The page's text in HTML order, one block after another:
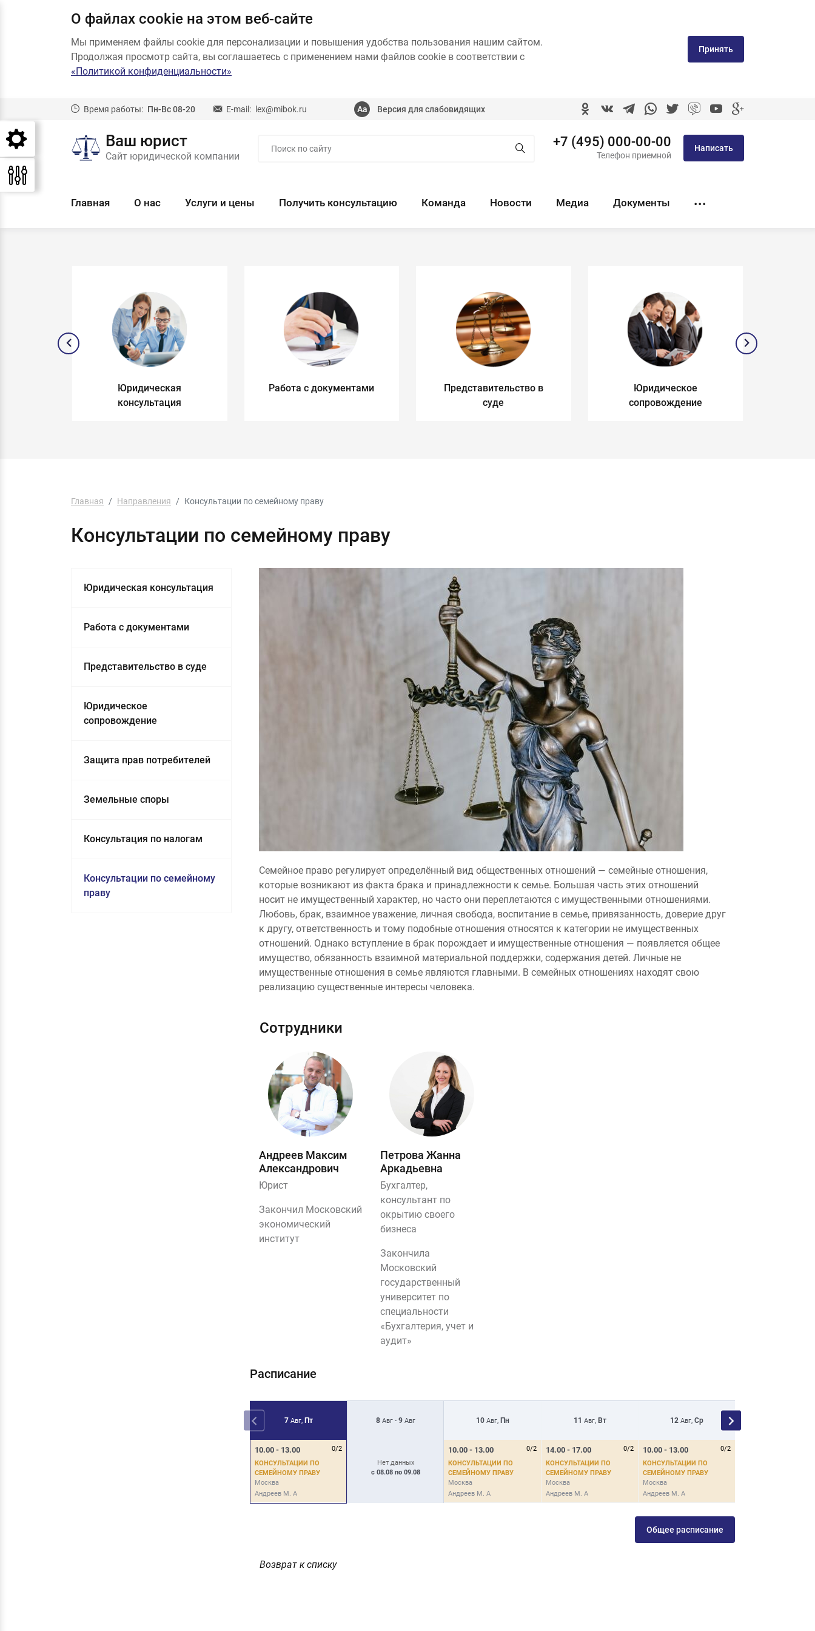
О файлах cookie на этом веб-сайте
Мы применяем файлы cookie для персонализации и повышения удобства пользования нашим сайтом.
Продолжая просмотр сайта, вы соглашаетесь с применением нами файлов cookie в соответствии с
«Политикой конфиденциальности»
Принять
Время работы: Пн-Вс 08-20 E-mail: lex@mibok.ru Версия для слабовидящих
Ваш юрист
Сайт юридической компании
+7 (495) 000-00-00
Телефон приемной
Написать
Главная О нас Услуги и цены Получить консультацию Команда Новости Медиа Документы
Юридическая
консультация
Работа с документами
Представительство в
суде
Юридическое
сопровождение
Главная Направления Консультации по семейному праву
Консультации по семейному праву
Юридическая консультация
Работа с документами
Представительство в суде
Юридическое
сопровождение
Защита прав потребителей
Земельные споры
Консультация по налогам
Консультации по семейному
праву
Семейное право регулирует определённый вид общественных отношений — семейные отношения,
которые возникают из факта брака и принадлежности к семье. Большая часть этих отношений
носит не имущественный характер, но часто они переплетаются с имущественными отношениями.
Любовь, брак, взаимное уважение, личная свобода, воспитание в семье, привязанность, доверие друг
к другу, ответственность и тому подобные отношения относятся к категории не имущественных
отношений. Однако вступление в брак порождает и имущественные отношения — появляется общее
имущество, обязанность взаимной материальной поддержки, содержания детей. Личные не
имущественные отношения в семье являются главными. В семейных отношениях находят свою
реализацию существенные интересы человека.
Сотрудники
Андреев Максим
Александрович
Юрист
Закончил Московский
экономический
институт
Петрова Жанна
Аркадьевна
Бухгалтер,
консультант по
окрытию своего
бизнеса
Закончила
Московский
государственный
университет по
специальности
«Бухгалтерия, учет и
аудит»
Расписание
7Авг, Пт 8Авг - 9Авг 10 Авг, Пн 11 Авг, Вт 12 Авг, Ср
10.00 - 13.00
0/2
КОНСУЛЬТАЦИИ ПО
СЕМЕЙНОМУ ПРАВУ
Москва
Андреев М. А
Нет данных
с 08.08 по 09.08
10.00 - 13.00
0/2
КОНСУЛЬТАЦИИ ПО
СЕМЕЙНОМУ ПРАВУ
Москва
Андреев М. А
14.00 - 17.00
0/2
КОНСУЛЬТАЦИИ ПО
СЕМЕЙНОМУ ПРАВУ
Москва
Андреев М. А
10.00 - 13.00
0/2
КОНСУЛЬТАЦИИ ПО
СЕМЕЙНОМУ ПРАВУ
Москва
Андреев М. А
Общее расписание
Возврат к списку